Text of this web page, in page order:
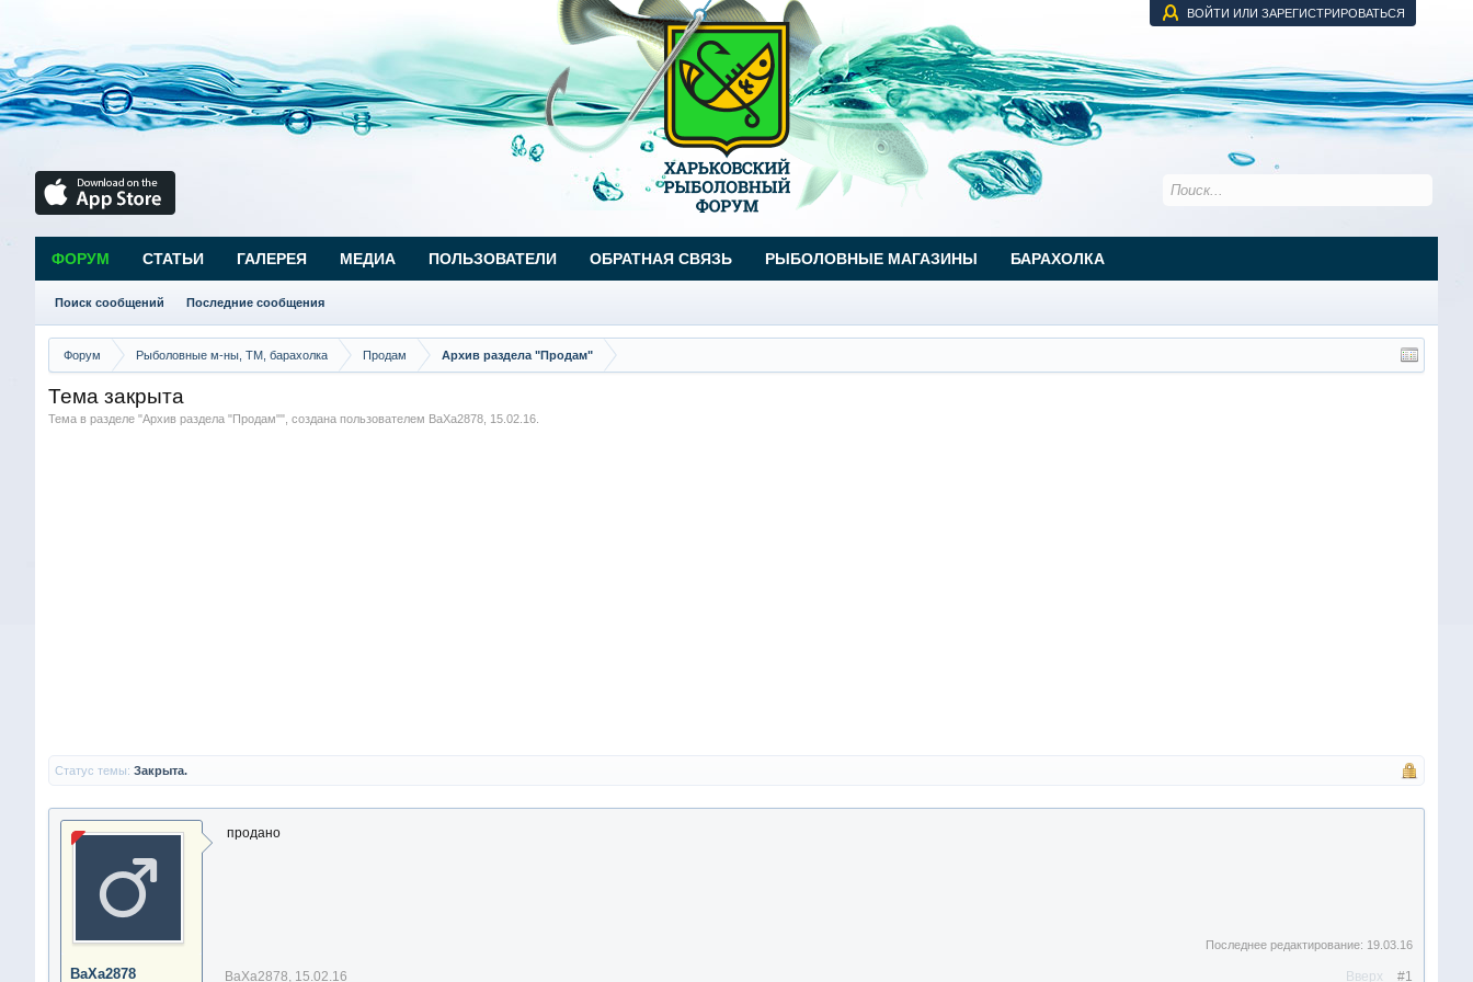
ВОЙТИ ИЛИ ЗАРЕГИСТРИРОВАТЬСЯ
Форум Рыболовные м-ны, ТМ, барахолка Продам Архив раздела "Продам"
Тема закрыта
Тема в разделе "Архив раздела "Продам"", создана пользователем ВаХа2878, 15.02.16.
Статус темы: Закрыта.
ВаХа2878
продано
Последнее редактирование: 19.03.16
ВаХа2878, 15.02.16 #1
Вверх
ФОРУМ
Поиск сообщений Последние сообщения
СТАТЬИ ГАЛЕРЕЯ МЕДИА ПОЛЬЗОВАТЕЛИ ОБРАТНАЯ СВЯЗЬ РЫБОЛОВНЫЕ МАГАЗИНЫ БАРАХОЛКА